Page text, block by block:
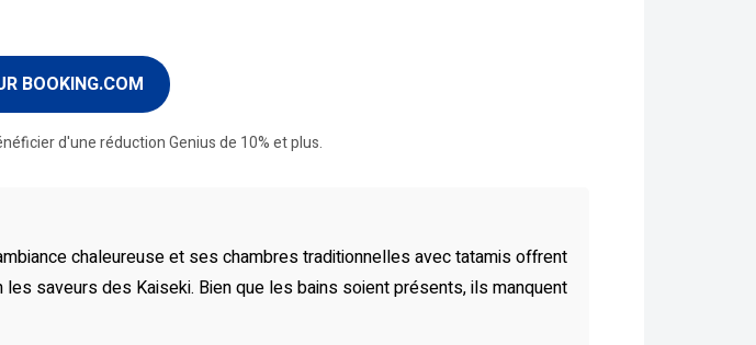
BOOKING.COM
d'une réduction Genius de 10% et plus.
chaleureuse et ses chambres traditionnelles avec tatamis offrent
saveurs des Kaiseki. Bien que les bains soient présents, ils manquent